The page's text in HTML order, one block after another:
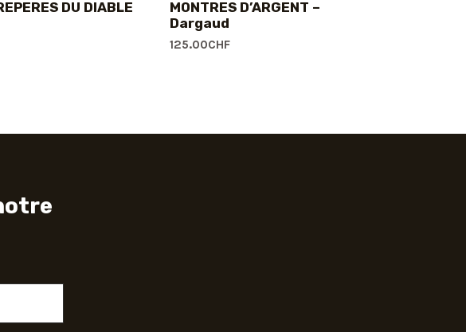
DU DIABLE
MONTRES D’ARGENT –
Dargaud
125.00CHF